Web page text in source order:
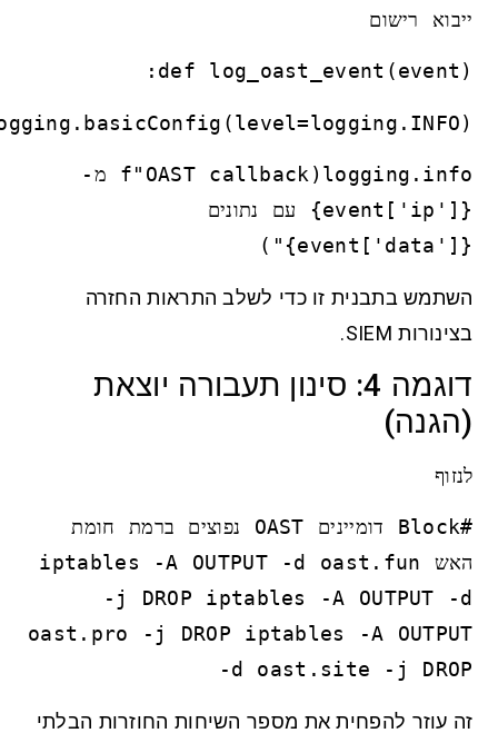
ייבוא רישום
def log_oast_event(event):
logging.basicConfig(level=logging.INFO)
logging.info(f"OAST callback מ-
{event['ip']} עם נתונים
השתמש בתבנית זו כדי לשלב התראות החזרה
בצינורות SIEM.
דוגמה 4: סינון תעבורה יוצאת
(הגנה)
לנזוף
#Block דומיינים OAST נפוצים ברמת חומת
האש iptables -A OUTPUT -d oast.fun
-j DROP iptables -A OUTPUT -d
oast.pro -j DROP iptables -A OUTPUT
-d oast.site -j DROP
זה עוזר להפחית את מספר השיחות החוזרות הבלתי